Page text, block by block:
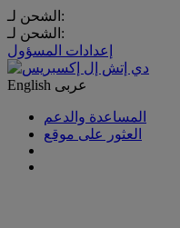
الشحن لـ:
الشحن لـ:
إعدادات المسؤول
English عربى
المساعدة والدعم
العثور على موقع